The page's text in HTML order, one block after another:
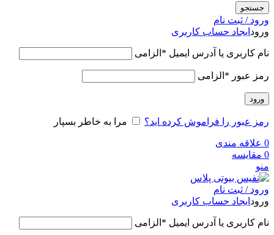
جستجو
ورود / ثبت نام
ورود ایجاد حساب کاربری
نام کاربری یا آدرس ایمیل * الزامی
رمز عبور * الزامی
ورود
رمز عبور را فراموش کرده اید؟ مرا به خاطر بسپار
0 علاقه مندی
0 مقایسه
منو
ورود / ثبت نام
ورود ایجاد حساب کاربری
نام کاربری یا آدرس ایمیل * الزامی